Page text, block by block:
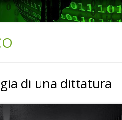
di una dittatura